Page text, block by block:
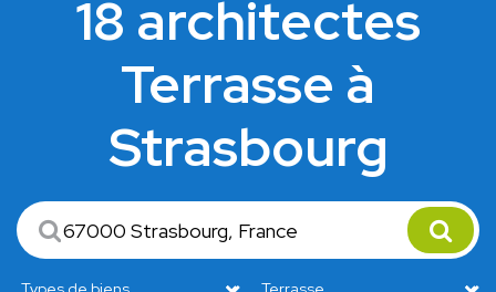
18 architectes
Terrasse à
Strasbourg